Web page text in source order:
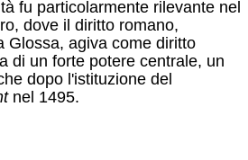
fu particolarmente rilevante nel
dove il diritto romano,
Glossa, agiva come diritto
di un forte potere centrale, un
dopo l'istituzione del
nel 1495.